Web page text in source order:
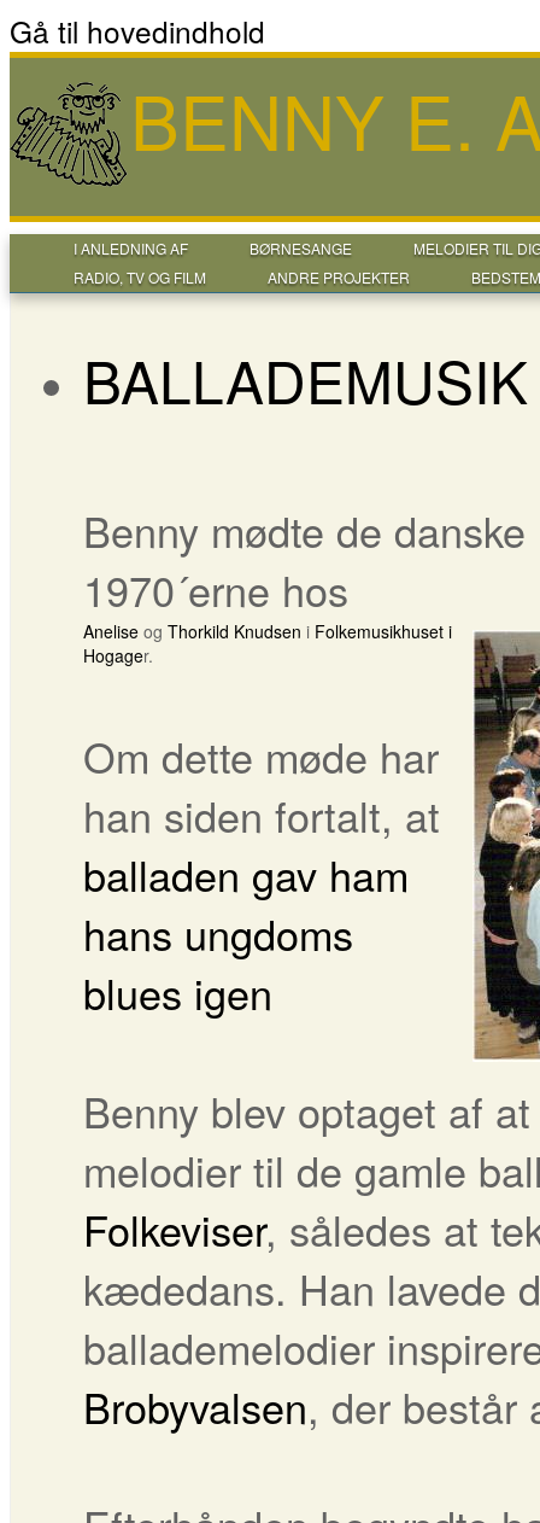
Gå til hovedindhold
BENNY E.
I ANLEDNING AF BØRNESANGE
MELODIER TIL
RADIO, TV OG FILM
ANDRE PROJEKTER
BALLADEMUSIK
Benny mødte de
1970´erne hos
Anelise og Thorkild Knudsen i Folkemusikhuset i
Hogager.
Om dette møde har
han siden fortalt, at
balladen gav ham
hans ungdoms
blues igen
Benny blev optaget af
melodier til de gamle
Folkeviser, således at
kædedans. Han lavede
ballademelodier
Brobyvalsen, der består